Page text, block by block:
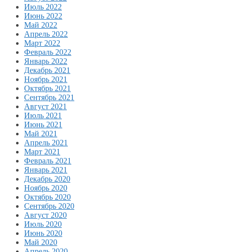
Июль 2022
Июнь 2022
Май 2022
Апрель 2022
Март 2022
Февраль 2022
Январь 2022
Декабрь 2021
Ноябрь 2021
Октябрь 2021
Сентябрь 2021
Август 2021
Июль 2021
Июнь 2021
Май 2021
Апрель 2021
Март 2021
Февраль 2021
Январь 2021
Декабрь 2020
Ноябрь 2020
Октябрь 2020
Сентябрь 2020
Август 2020
Июль 2020
Июнь 2020
Май 2020